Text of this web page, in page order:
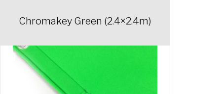
Chromakey Green (2.4×2.4m)